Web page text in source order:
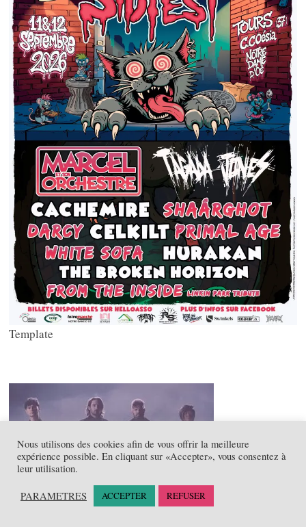
Template
Nous utilisons des cookies afin de vous offrir la meilleure
expérience possible. En cliquant sur «Accepter», vous consentez à
leur utilisation.
PARAMETRES ACCEPTER REFUSER